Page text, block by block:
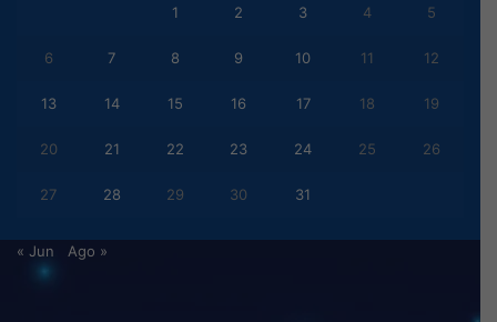
1 2 3 4 5
6 7 8 9 10 11 12
13 14 15 16 17 18 19
20 21 22 23 24 25 26
27 28 29 30 31
« Jun Ago »